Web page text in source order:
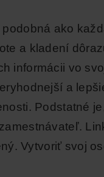
ako
a kladení
informácii vo
a
Podstatné
Vytvoriť svoj